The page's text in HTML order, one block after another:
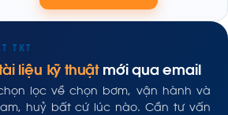
TKT
liệu kỹ thuậtmới qua email
lọc về chọn bơm, vận hành và
huỷ bất cứ lúc nào. Cần tư vấn